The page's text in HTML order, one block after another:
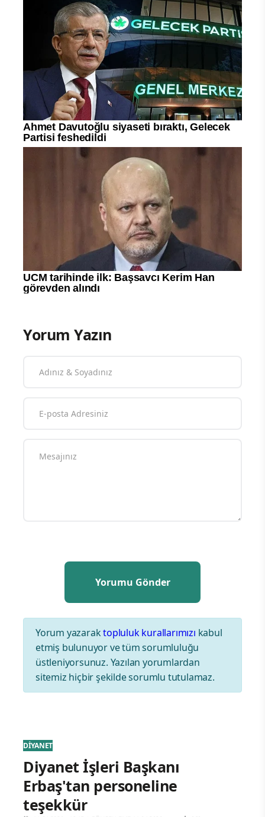
Yorum Yazın
Yorum yazaraktopluluk kurallarımızı kabul
etmiş bulunuyor ve tüm sorumluluğu
üstleniyorsunuz. Yazılan yorumlardan
sitemiz hiçbir şekilde sorumlu tutulamaz.
DİYANET
Diyanet İşleri Başkanı
Erbaş'tan personeline
teşekkür